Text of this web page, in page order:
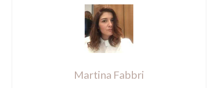
Martina Fabbri